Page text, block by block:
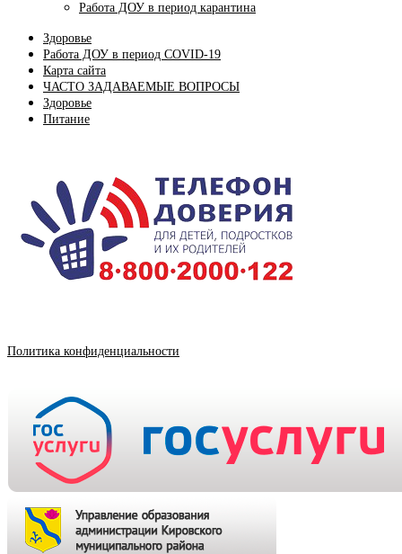
Работа ДОУ в период карантина
Здоровье
Работа ДОУ в период COVID-19
Карта сайта
ЧАСТО ЗАДАВАЕМЫЕ ВОПРОСЫ
Здоровье
Питание
Политика конфиденциальности